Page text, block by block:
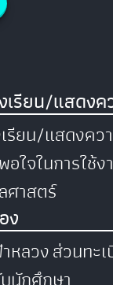
เรียน/แสดงค
รียน/แสดงคว
ใจในการใช้ง
ศาสตร์
ง
หลวงส่วนทะ